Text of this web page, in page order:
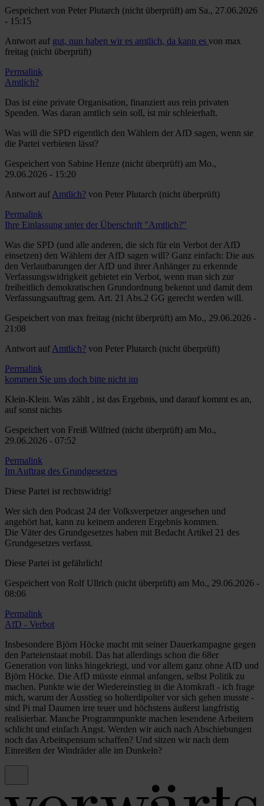
Gespeichert von Peter Plutarch (nicht überprüft) am Sa., 27.06.2026
- 15:15
Antwort auf gut, nun haben wir es amtlich, da kann es von max
freitag (nicht überprüft)
Permalink
Amtlich?
Das ist eine private Organisation, finanziert aus rein privaten
Spenden. Was daran amtlich sein soll, ist mir schleierhaft.
Was will die SPD eigentlich den Wählern der AfD sagen, wenn sie
die Partei verbieten lässt?
Gespeichert von Sabine Henze (nicht überprüft) am Mo.,
29.06.2026 - 15:20
Antwort auf Amtlich? von Peter Plutarch (nicht überprüft)
Permalink
Ihre Einlassung unter der Überschrift "Amtlich?"
Was die SPD (und alle anderen, die sich für ein Verbot der AfD
einsetzen) den Wählern der AfD sagen will? Ganz einfach: Die aus
den Verlautbarungen der AfD und ihrer Anhänger zu erkennde
Verfassungswidrigkeit gebietet ein Verbot, wenn man sich zur
freiheitlich demokratischen Grundordnung bekennt und damit dem
Verfassungsauftrag gem. Art. 21 Abs.2 GG gerecht werden will.
Gespeichert von max freitag (nicht überprüft) am Mo., 29.06.2026 -
21:08
Antwort auf Amtlich? von Peter Plutarch (nicht überprüft)
Permalink
kommen Sie uns doch bitte nicht im
Klein-Klein. Was zählt , ist das Ergebnis, und darauf kommt es an,
auf sonst nichts
Gespeichert von Freiß Wilfried (nicht überprüft) am Mo.,
29.06.2026 - 07:52
Permalink
Im Auftrag des Grundgesetzes
Diese Partei ist rechtswidrig!
Wer sich den Podcast 24 der Volksverpetzer angesehen und
angehört hat, kann zu keinem anderen Ergebnis kommen.
Die Väter des Grundgesetzes haben mit Bedacht Artikel 21 des
Grundgesetzes verfasst.
Diese Partei ist gefährlich!
Gespeichert von Rolf Ullrich (nicht überprüft) am Mo., 29.06.2026 -
08:06
Permalink
AfD - Verbot
Insbesondere Björn Höcke macht mit seiner Dauerkampagne gegen
den Parteienstaat mobil. Das hat allerdings schon die 68er
Generation von links hingekriegt, und vor allem ganz ohne AfD und
Björn Höcke. Die AfD müsste einmal anfangen, selbst Politik zu
machen. Punkte wie der Wiedereinstieg in die Atomkraft - ich frage
mich, warum der Ausstieg so holterdipolter vor sich gehen musste -
sind Pi mal Daumen irre teuer und höchstens äußerst langfristig
realisierbar. Manche Programmpunkte machen lesendene Arbeitern
schlicht und einfach Angst. Werden wir auch nach Abschiebungen
noch das Arbeitspensum schaffen? Und sitzen wir nach dem
Einreißen der Windräder alle im Dunkeln?